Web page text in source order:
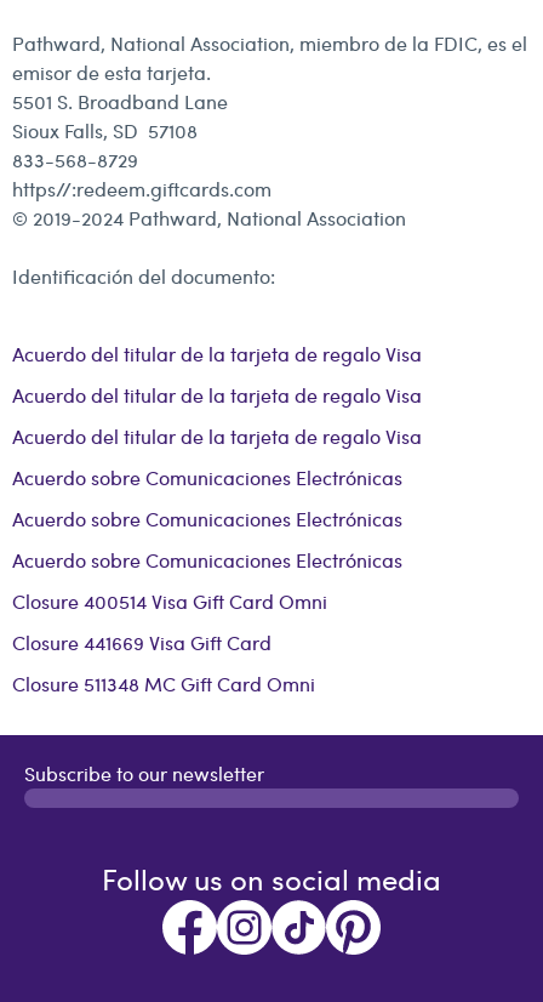
Pathward, National Association, miembro de la FDIC, es el
emisor de esta tarjeta.
5501 S. Broadband Lane
Sioux Falls, SD 57108
833-568-8729
https//:redeem.giftcards.com
© 2019-2024 Pathward, National Association
Identificación del documento:
Acuerdo del titular de la tarjeta de regalo Visa
Acuerdo del titular de la tarjeta de regalo Visa
Acuerdo del titular de la tarjeta de regalo Visa
Acuerdo sobre Comunicaciones Electrónicas
Acuerdo sobre Comunicaciones Electrónicas
Acuerdo sobre Comunicaciones Electrónicas
Closure 400514 Visa Gift Card Omni
Closure 441669 Visa Gift Card
Closure 511348 MC Gift Card Omni
Subscribe to our newsletter
Follow us on social media